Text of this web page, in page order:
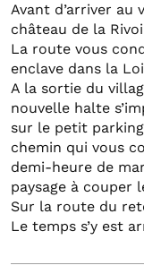
Avant d’arriver au
château de la
La route vous
enclave dans la
A la sortie du
nouvelle halte
sur le petit
chemin qui vous
demi-heure de
paysage à couper
Sur la route du
Le temps s’y est